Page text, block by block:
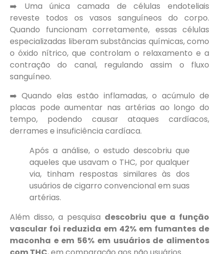
➡️ Uma única camada de células endoteliais
reveste todos os vasos sanguíneos do corpo.
Quando funcionam corretamente, essas células
especializadas liberam substâncias químicas, como
o óxido nítrico, que controlam o relaxamento e a
contração do canal, regulando assim o fluxo
sanguíneo.
➡️ Quando elas estão inflamadas, o acúmulo de
placas pode aumentar nas artérias ao longo do
tempo, podendo causar ataques cardíacos,
derrames e insuficiência cardíaca.
Após a análise, o estudo descobriu que
aqueles que usavam o THC, por qualquer
via, tinham respostas similares às dos
usuários de cigarro convencional em suas
artérias.
Além disso, a pesquisa descobriu que a função
vascular foi reduzida em 42% em fumantes de
maconha e em 56% em usuários de alimentos